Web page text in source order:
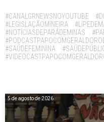
Tags:
#CANALGRNEWSNOYOUTUBE
#LEGISLAÇÃOMINEIRA
#NOTÍCIASDEPARÁDEMINAS
#SAÚDEFEMININA
5 de agosto de 2026